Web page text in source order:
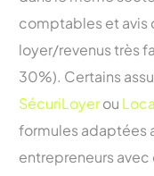
comptables et avis
loyer/revenus très
30%). Certains
SécuriLoyerou
formules adaptées
entrepreneurs avec